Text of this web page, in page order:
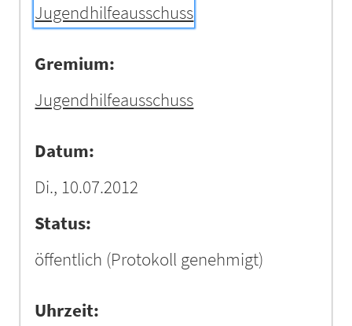
Jugendhilfeausschuss
Gremium:
Jugendhilfeausschuss
Datum:
Di., 10.07.2012
Status:
öffentlich (Protokoll genehmigt)
Uhrzeit: